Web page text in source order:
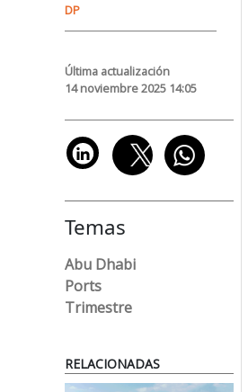
DP
Última actualización
14 noviembre 2025 14:05
Temas
Abu Dhabi
Ports
Trimestre
RELACIONADAS